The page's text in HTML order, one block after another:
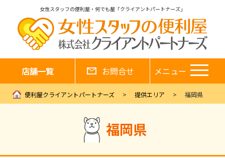
女性スタッフの便利屋・何でも屋「クライアントパートナーズ」
店舗一覧 お問合せ メニュー
便利屋クライアントパートナーズ 提供エリア 福岡県
福岡県